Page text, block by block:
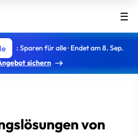
: Sparen für alle · Endet am 8. Sep.
sichern
von